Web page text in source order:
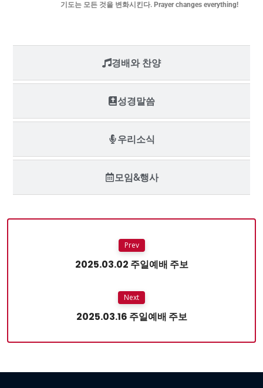
경배와 찬양
성경말씀
우리소식
모임&행사
기도는 모든 것을 변화시킨다. Prayer changes everything!
Prev
2025.03.02 주일예배 주보
Next
2025.03.16 주일예배 주보